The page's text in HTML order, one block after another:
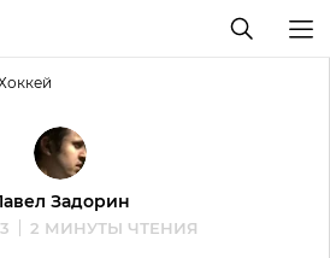
Задорин
2 МИНУТЫ ЧТЕНИЯ